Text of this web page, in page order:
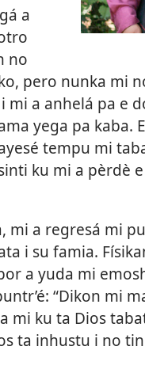
a
no
pero nunka mi
mi a anhelá pa e
yega pa kaba.
tempu mi
ku mi a pèrdè
mi a regresá mi
i su famia.
a yuda mi
“Dikon mi
mi ku ta Dios
ta inhustu i no